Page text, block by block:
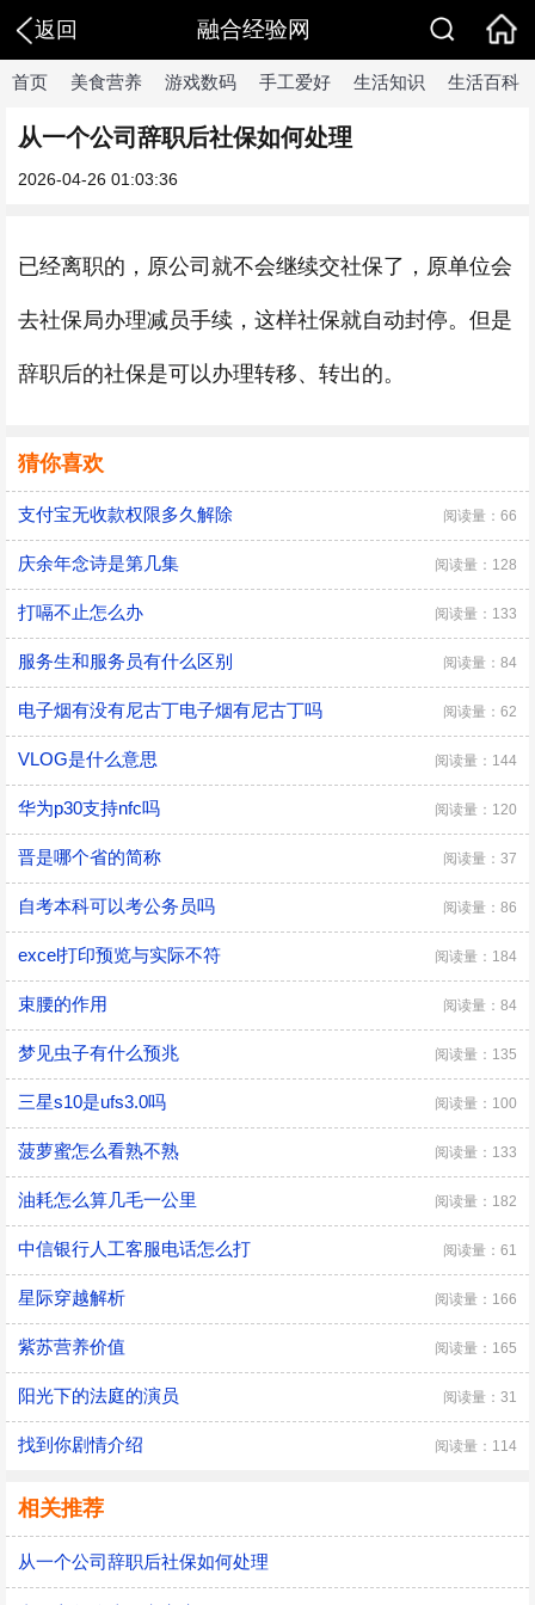
返回 融合经验网
首页 美食营养 游戏数码 手工爱好 生活知识 生活百科
从一个公司辞职后社保如何处理
2026-04-26 01:03:36
已经离职的，原公司就不会继续交社保了，原单位会
去社保局办理减员手续，这样社保就自动封停。但是
辞职后的社保是可以办理转移、转出的。
猜你喜欢
支付宝无收款权限多久解除 阅读量：66
庆余年念诗是第几集 阅读量：128
打嗝不止怎么办 阅读量：133
服务生和服务员有什么区别 阅读量：84
电子烟有没有尼古丁电子烟有尼古丁吗 阅读量：62
VLOG是什么意思 阅读量：144
华为p30支持nfc吗 阅读量：120
晋是哪个省的简称 阅读量：37
自考本科可以考公务员吗 阅读量：86
excel打印预览与实际不符 阅读量：184
束腰的作用 阅读量：84
梦见虫子有什么预兆 阅读量：135
三星s10是ufs3.0吗 阅读量：100
菠萝蜜怎么看熟不熟 阅读量：133
油耗怎么算几毛一公里 阅读量：182
中信银行人工客服电话怎么打 阅读量：61
星际穿越解析 阅读量：166
紫苏营养价值 阅读量：165
阳光下的法庭的演员 阅读量：31
找到你剧情介绍 阅读量：114
相关推荐
从一个公司辞职后社保如何处理